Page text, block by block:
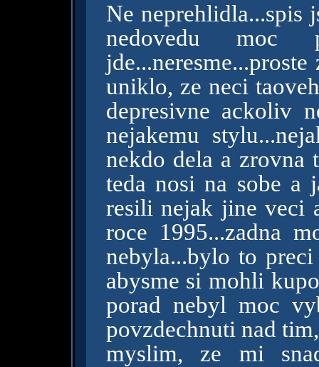
Ne neprehlidla...spis
nedovedu moc
uniklo, ze neci
depresivne ackoliv
nejakemu
nekdo dela a zrovna
teda nosi na sobe a
resili nejak jine veci
roce 1995...zadna
nebyla...bylo to
abysme si mohli
porad nebyl moc
povzdechnuti nad
myslim, ze mi